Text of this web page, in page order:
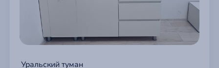
Уральский туман